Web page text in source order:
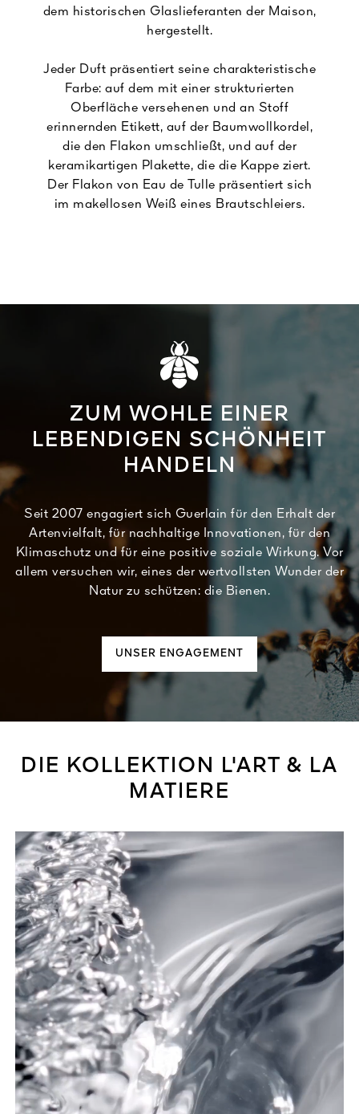
dem historischen Glaslieferanten der Maison,
hergestellt.
Jeder Duft präsentiert seine charakteristische
Farbe: auf dem mit einer strukturierten
Oberfläche versehenen und an Stoff
erinnernden Etikett, auf der Baumwollkordel,
die den Flakon umschließt, und auf der
keramikartigen Plakette, die die Kappe ziert.
Der Flakon von Eau de Tulle präsentiert sich
im makellosen Weiß eines Brautschleiers.
ZUM WOHLE EINER
LEBENDIGEN SCHÖNHEIT
HANDELN
Seit 2007 engagiert sich Guerlain für den Erhalt der
Artenvielfalt, für nachhaltige Innovationen, für den
Klimaschutz und für eine positive soziale Wirkung. Vor
allem versuchen wir, eines der wertvollsten Wunder der
Natur zu schützen: die Bienen.
UNSER ENGAGEMENT
DIE KOLLEKTION L'ART & LA
MATIERE